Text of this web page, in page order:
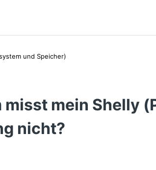
und Speicher)
misst mein Shelly
nicht?